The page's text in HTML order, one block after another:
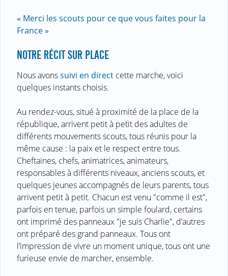
« Merci les scouts pour ce que vous faites pour la
France »
NOTRE RÉCIT SUR PLACE
Nous avonssuivi en direct cette marche, voici
quelques instants choisis.
Au rendez-vous, situé à proximité de la place de la
république, arrivent petit à petit des adultes de
différents mouvements scouts, tous réunis pour la
même cause : la paix et le respect entre tous.
Cheftaines, chefs, animatrices, animateurs,
responsables à différents niveaux, anciens scouts, et
quelques jeunes accompagnés de leurs parents, tous
arrivent petit à petit. Chacun est venu "comme il est",
parfois en tenue, parfois un simple foulard, certains
ont imprimé des panneaux "je suis Charlie", d’autres
ont préparé des grand panneaux. Tous ont
l’impression de vivre un moment unique, tous ont une
furieuse envie de marcher, ensemble.